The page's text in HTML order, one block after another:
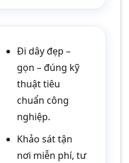
Đi dây đẹp –
gọn – đúng kỹ
thuật tiêu
chuẩn công
nghiệp.
Khảo sát tận
nơi miễn phí, tư